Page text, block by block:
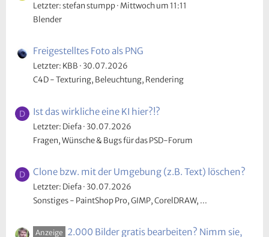
Letzter: stefan stumpp Mittwoch um 11:11
Blender
Freigestelltes Foto als PNG
Letzter: KBB 30.07.2026
C4D - Texturing, Beleuchtung, Rendering
D Ist das wirkliche eine KI hier?!?
Letzter: Diefa 30.07.2026
Fragen, Wünsche & Bugs für das PSD-Forum
D Clone bzw. mit der Umgebung (z.B. Text) löschen?
Letzter: Diefa 30.07.2026
Sonstiges - PaintShop Pro, GIMP, CorelDRAW, ...
Anzeige 2.000 Bilder gratis bearbeiten? Nimm sie,